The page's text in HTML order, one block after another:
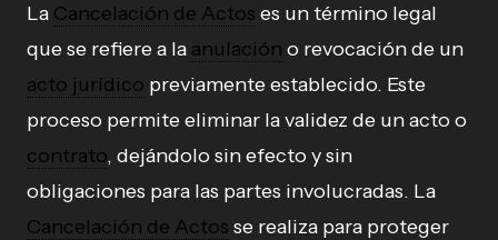
La Cancelación de Actos es un término legal
que se refiere a la anulación o revocación de un
acto jurídico previamente establecido. Este
proceso permite eliminar la validez de un acto o
contrato, dejándolo sin efecto y sin
obligaciones para las partes involucradas. La
Cancelación de Actos se realiza para proteger